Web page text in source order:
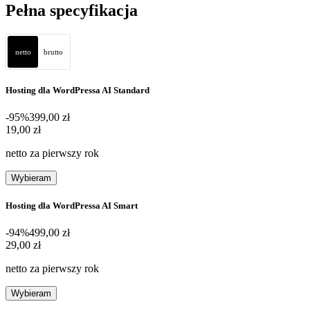
Pełna specyfikacja
netto brutto
Hosting dla WordPressa AI Standard
-95%399,00 zł
19,00 zł
19,00 zł
netto za pierwszy rok
Wybieram
Hosting dla WordPressa AI Smart
-94%499,00 zł
29,00 zł
29,00 zł
netto za pierwszy rok
Wybieram